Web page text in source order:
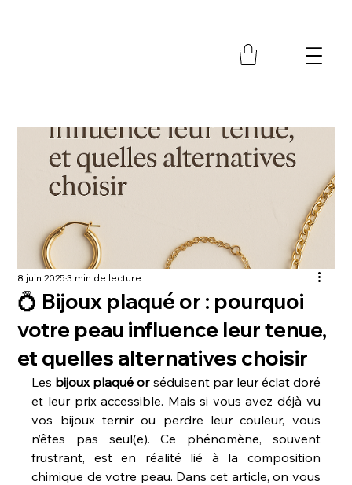
💍 Bijoux plaqué or : pourquoi
votre peau influence leur tenue,
et quelles alternatives choisir
8 juin 20253 min de lecture
Les bijoux plaqué or séduisent par leur éclat doré
et leur prix accessible. Mais si vous avez déjà vu
vos bijoux ternir ou perdre leur couleur, vous
n’êtes pas seul(e). Ce phénomène, souvent
frustrant, est en réalité lié à la composition
chimique de votre peau. Dans cet article, on vous